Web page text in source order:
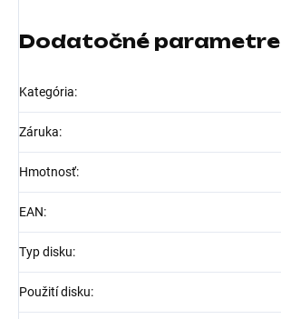
Dodatočné parametre
Kategória:
Záruka:
Hmotnosť:
EAN:
Typ disku:
Použití disku: